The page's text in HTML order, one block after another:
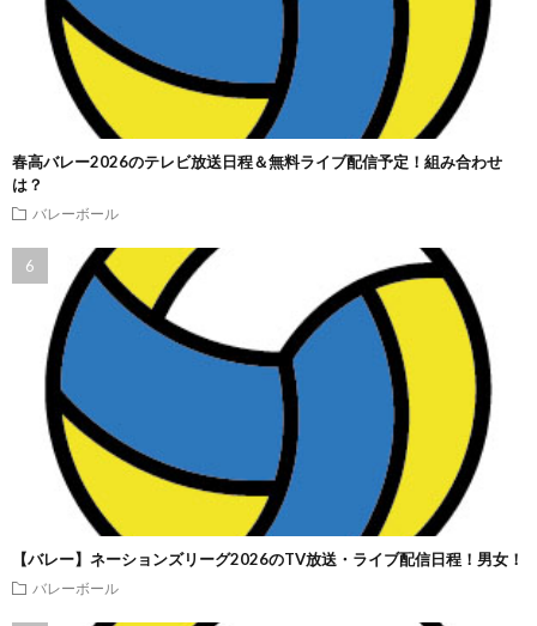
春高バレー2026のテレビ放送日程＆無料ライブ配信予定！組み合わせ
は？
バレーボール
【バレー】ネーションズリーグ2026のTV放送・ライブ配信日程！男女！
バレーボール